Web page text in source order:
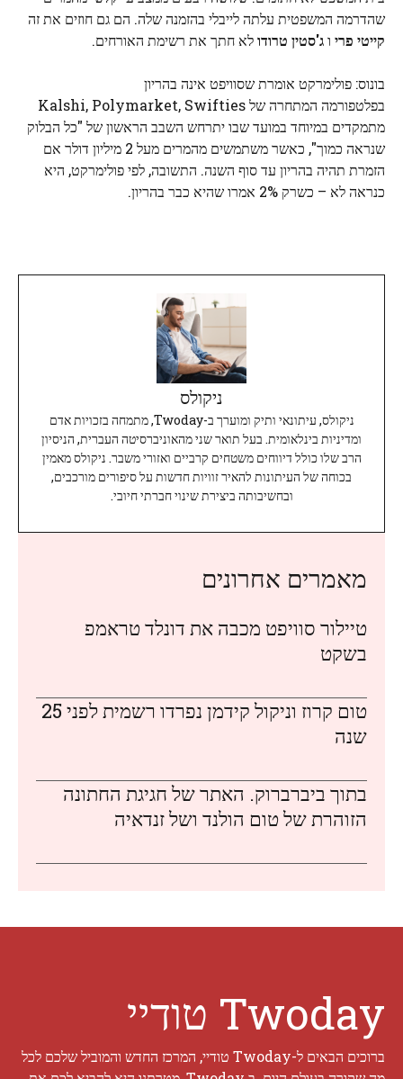
שהדרמה המשפטית עלתה לייבלי בהזמנה שלה. הם גם חוזים את זה
קייטי פרי וג'סטין טרודולא חתך את רשימת האורחים.
בונוס: פולימרקט אומרת שסוויפט אינה בהריון
בפלטפורמה המתחרה של Kalshi, Polymarket, Swifties
מתמקדים במיוחד במועד שבו יתרחש השבב הראשון של "כל הבלוק
שנראה כמוך", כאשר משתמשים מהמרים מעל 2 מיליון דולר אם
הזמרת תהיה בהריון עד סוף השנה. התשובה, לפי פולימרקט, היא
כנראה לא – כשרק 2% אמרו שהיא כבר בהריון.
ניקולס
ניקולס, עיתונאי ותיק ומוערך ב-Twoday, מתמחה בזכויות אדם
ומדיניות בינלאומית. בעל תואר שני מהאוניברסיטה העברית, הניסיון
הרב שלו כולל דיווחים משטחים קרביים ואזורי משבר. ניקולס מאמין
בכוחה של העיתונות להאיר זוויות חדשות על סיפורים מורכבים,
ובחשיבותה ביצירת שינוי חברתי חיובי.
מאמרים אחרונים
טיילור סוויפט מכבה את דונלד טראמפ
בשקט
טום קרוז וניקול קידמן נפרדו רשמית לפני 25
שנה
בתוך ביברברוק. האתר של חגיגת החתונה
הזוהרת של טום הולנד ושל זנדאיה
Twoday טודיי
ברוכים הבאים ל-Twoday טודיי, המרכז החדש והמוביל שלכם לכל